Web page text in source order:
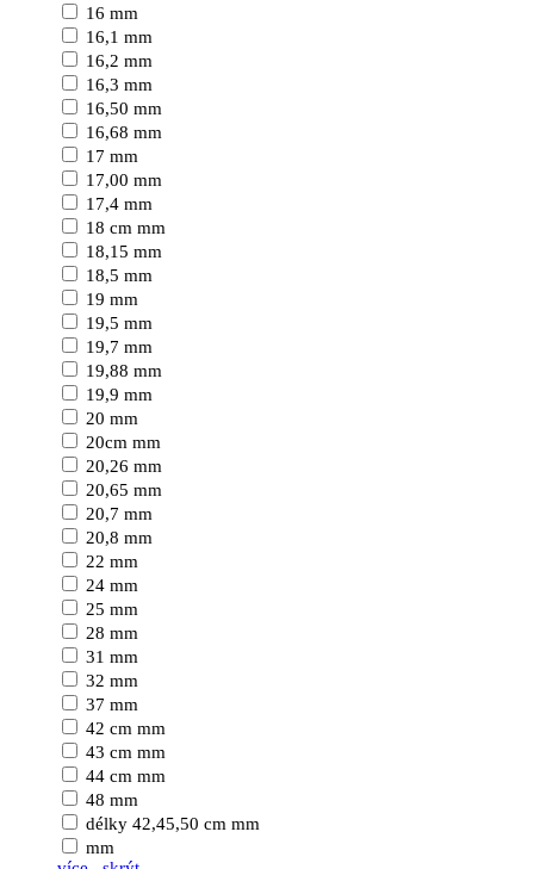
16 mm
16,1 mm
16,2 mm
16,3 mm
16,50 mm
16,68 mm
17 mm
17,00 mm
17,4 mm
18 cm mm
18,15 mm
18,5 mm
19 mm
19,5 mm
19,7 mm
19,88 mm
19,9 mm
20 mm
20cm mm
20,26 mm
20,65 mm
20,7 mm
20,8 mm
22 mm
24 mm
25 mm
28 mm
31 mm
32 mm
37 mm
42 cm mm
43 cm mm
44 cm mm
48 mm
délky 42,45,50 cm mm
mm